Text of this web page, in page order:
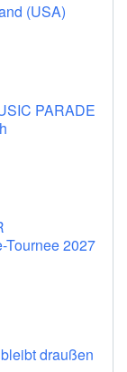
(USA)
PARADE
2027
draußen